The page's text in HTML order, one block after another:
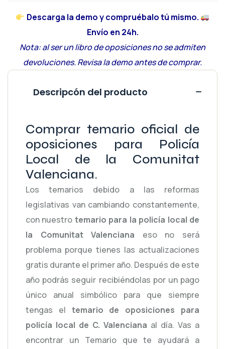
Descarga la demo y compruébalo tú mismo.
Envío en 24h.
Nota: al ser un libro de oposiciones no se admiten
devoluciones. Revisa la demo antes de comprar.
Descripcón del producto
Comprar temario oficial de
oposiciones para Policía
Local de la Comunitat
Valenciana.
Los temarios debido a las reformas
legislativas van cambiando constantemente,
con nuestro temario para la policía local de
la Comunitat Valenciana eso no será
problema porque tienes las actualizaciones
gratis durante el primer año. Después de este
año podrás seguir recibiéndolas por un pago
único anual simbólico para que siempre
tengas el temario de oposiciones para
policía local de C. Valenciana al día. Vas a
encontrar un Temario que te ayudará a